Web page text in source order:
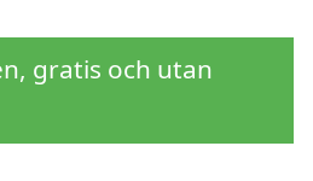
gratis och utan